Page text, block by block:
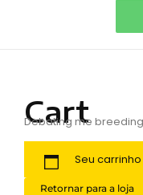
Cart
Debating me
Seu
Retornar para a loja